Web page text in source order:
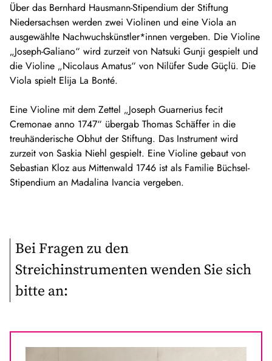
Über das Bernhard Hausmann-Stipendium der Stiftung
Niedersachsen werden zwei Violinen und eine Viola an
ausgewählte Nachwuchskünstler*innen vergeben. Die Violine
„Joseph-Galiano“ wird zurzeit von Natsuki Gunji gespielt und
die Violine „Nicolaus Amatus“ von Nilüfer Sude Güçlü. Die
Viola spielt Elija La Bonté.
Eine Violine mit dem Zettel „Joseph Guarnerius fecit
Cremonae anno 1747“ übergab Thomas Schäffer in die
treuhänderische Obhut der Stiftung. Das Instrument wird
zurzeit von Saskia Niehl gespielt. Eine Violine gebaut von
Sebastian Kloz aus Mittenwald 1746 ist als Familie Büchsel-
Stipendium an Madalina Ivancia vergeben.
Bei Fragen zu den
Streichinstrumenten wenden Sie sich
bitte an: